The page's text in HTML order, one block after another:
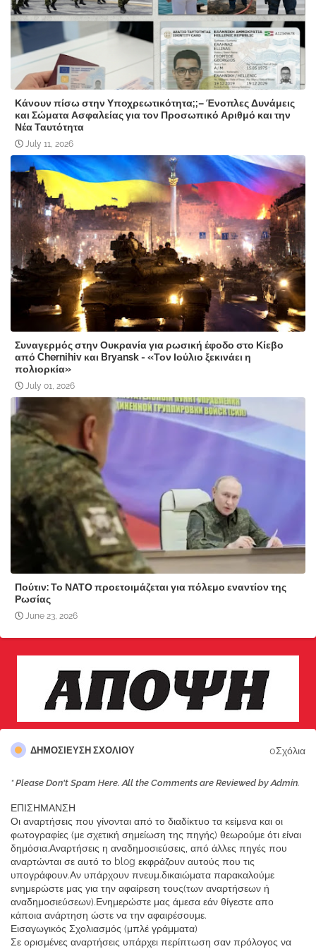
Κάνουν πίσω στην Υποχρεωτικότητα;;– Ένοπλες Δυνάμεις
και Σώματα Ασφαλείας για τον Προσωπικό Αριθμό και την
Νέα Ταυτότητα
July 11, 2026
Συναγερμός στην Ουκρανία για ρωσική έφοδο στο Κίεβο
από Chernihiv και Bryansk - «Τον Ιούλιο ξεκινάει η
πολιορκία»
July 01, 2026
Πούτιν: Το ΝΑΤΟ προετοιμάζεται για πόλεμο εναντίον της
Ρωσίας
June 23, 2026
ΔΗΜΟΣΊΕΥΣΗ ΣΧΟΛΊΟΥ 0Σχόλια
* Please Don't Spam Here. All the Comments are Reviewed by Admin.
ΕΠΙΣΗΜΑΝΣΗ
Οι αναρτήσεις που γίνονται από το διαδίκτυο τα κείμενα και οι
φωτογραφίες (με σχετική σημείωση της πηγής) θεωρούμε ότι είναι
δημόσια.Αναρτήσεις η αναδημοσιεύσεις, από άλλες πηγές που
αναρτώνται σε αυτό το blog εκφράζουν αυτούς που τις
υπογράφουν.Αν υπάρχουν πνευμ.δικαιώματα παρακαλούμε
ενημερώστε μας για την αφαίρεση τους(των αναρτήσεων ή
αναδημοσιεύσεων).Ενημερώστε μας άμεσα εάν θίγεστε απο
κάποια ανάρτηση ώστε να την αφαιρέσουμε.
Εισαγωγικός Σχολιασμός (μπλέ γράμματα)
Σε ορισμένες αναρτήσεις υπάρχει περίπτωση σαν πρόλογος να